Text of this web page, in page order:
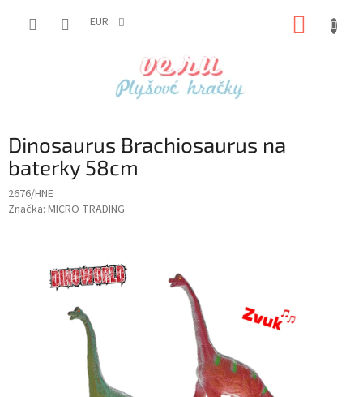
EUR
Dinosaurus Brachiosaurus na
baterky 58cm
2676/HNE
Značka: MICRO TRADING